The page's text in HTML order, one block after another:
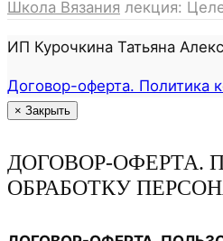
Школа Вязания лекция:
ИП Курочкина Татьяна
Договор-оферта. Политика
× Закрыть
ДОГОВОР-ОФЕРТА.
ОБРАБОТКУ